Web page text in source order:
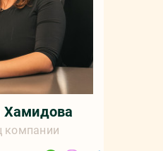
Хамидова
компании